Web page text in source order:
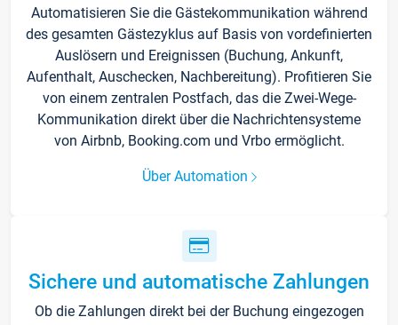
Automatisieren Sie die Gästekommunikation während
des gesamten Gästezyklus auf Basis von vordefinierten
Auslösern und Ereignissen (Buchung, Ankunft,
Aufenthalt, Auschecken, Nachbereitung). Profitieren Sie
von einem zentralen Postfach, das die Zwei-Wege-
Kommunikation direkt über die Nachrichtensysteme
von Airbnb, Booking.com und Vrbo ermöglicht.
Über Automation
Sichere und automatische Zahlungen
Ob die Zahlungen direkt bei der Buchung eingezogen